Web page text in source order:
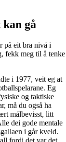
gå
på eit bra nivå i
fekk meg til å tenke
i 1977, veit eg at
Eg
og taktiske
må du også ha
målbevisst, litt
dei gode mentale
i går kveld.